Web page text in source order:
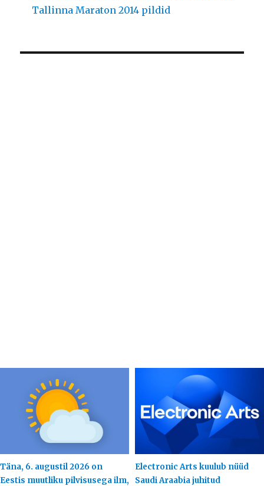
Tallinna Maraton 2014 pildid
Täna, 6. augustil 2026 on
Eestis muutliku pilvisusega ilm,
Electronic Arts kuulub nüüd
Saudi Araabia juhitud